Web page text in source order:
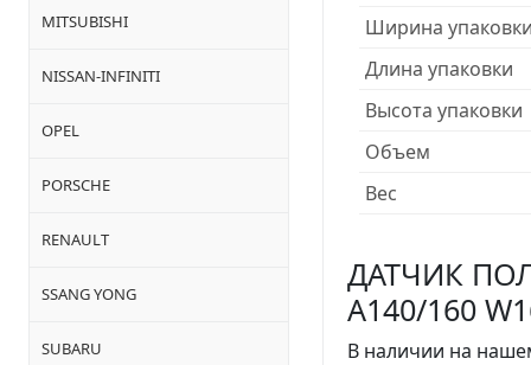
MITSUBISHI
NISSAN-INFINITI
OPEL
PORSCHE
RENAULT
SSANG YONG
SUBARU
Ширина
Длина упаковки
Высота упаковки
Объем
Вес
ДАТЧИК
A140/160
В наличии на